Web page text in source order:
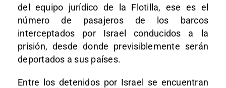
del equipo jurídico de la Flotilla, ese es el
número de pasajeros de los barcos
interceptados por Israel conducidos a la
prisión, desde donde previsiblemente serán
deportados a sus países.
Entre los detenidos por Israel se encuentran